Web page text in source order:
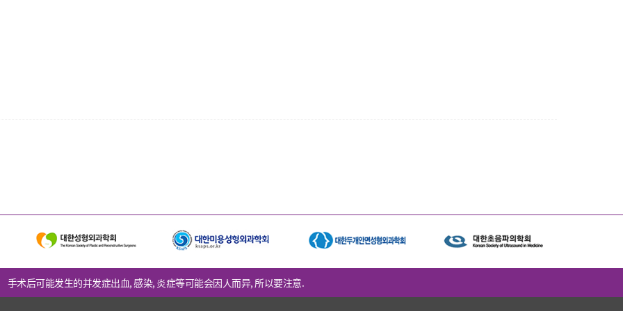
手术后可能发生的并发症出血, 感染, 炎症等可能会因人而异, 所以要注意.